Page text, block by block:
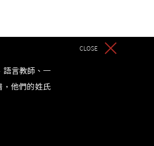
CLOSE
語言教師、一
，他們的姓氏